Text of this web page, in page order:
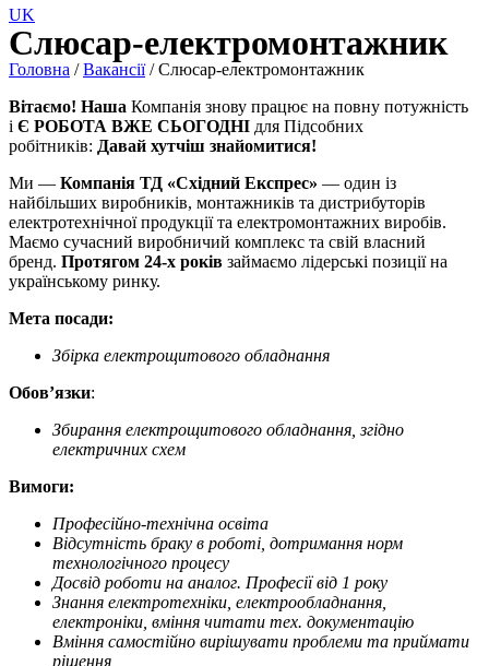
UK
Слюсар-електромонтажник
Головна /Вакансії/ Слюсар-електромонтажник
Вітаємо! Наша Компанія знову працює на повну потужність
і Є РОБОТА ВЖЕ СЬОГОДНІ для Підсобних
робітників: Давай хутчіш знайомитися!
Ми — Компанія ТД «Східний Експрес» — один із
найбільших виробників, монтажників та дистрибуторів
електротехнічної продукції та електромонтажних виробів.
Маємо сучасний виробничий комплекс та свій власний
бренд. Протягом 24-х років займаємо лідерські позиції на
українському ринку.
Мета посади:
Збірка електрощитового обладнання
Обов’язки:
Збирання електрощитового обладнання, згідно
електричних схем
Вимоги:
Професійно-технічна освіта
Відсутність браку в роботі, дотримання норм
технологічного процесу
Досвід роботи на аналог. Професії від 1 року
Знання електротехніки, електрообладнання,
електроніки, вміння читати тех. документацію
Вміння самостійно вирішувати проблеми та приймати
рішення